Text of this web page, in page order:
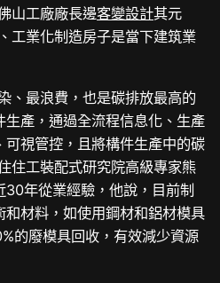
山工廠廠長邊客變設計其元
工業化制造房子是當下建筑業
、最浪費，也是碳排放最高的
產，通過全流程信息化、生產
視管控，且將構件生產中的碳
住工裝配式研究院高級專家熊
年從業經驗，他說，目前制
材料，如使用鋼材和鋁材模具
的廢模具回收，有效減少資源